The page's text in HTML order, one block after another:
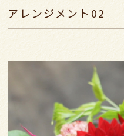
アレンジメント02